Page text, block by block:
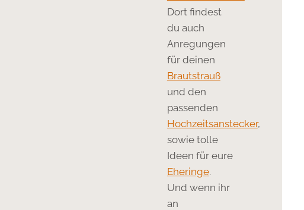
Dort findest
du auch
Anregungen
für deinen
Brautstrauß
und den
passenden
Hochzeitsanstecker,
sowie tolle
Ideen für eure
Eheringe.
Und wenn ihr
an